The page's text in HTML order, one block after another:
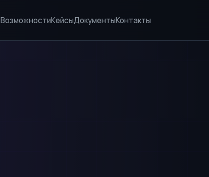
ВозможностиКейсыДокументыКонтакты